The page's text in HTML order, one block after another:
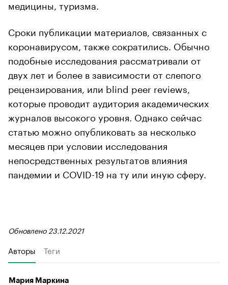
медицины, туризма.
Сроки публикации материалов, связанных с
коронавирусом, также сократились. Обычно
подобные исследования рассматривали от
двух лет и более в зависимости от слепого
рецензирования, или blind peer reviews,
которые проводит аудитория академических
журналов высокого уровня. Однако сейчас
статью можно опубликовать за несколько
месяцев при условии исследования
непосредственных результатов влияния
пандемии и COVID-19 на ту или иную сферу.
Обновлено 23.12.2021
Авторы Теги
Мария Маркина